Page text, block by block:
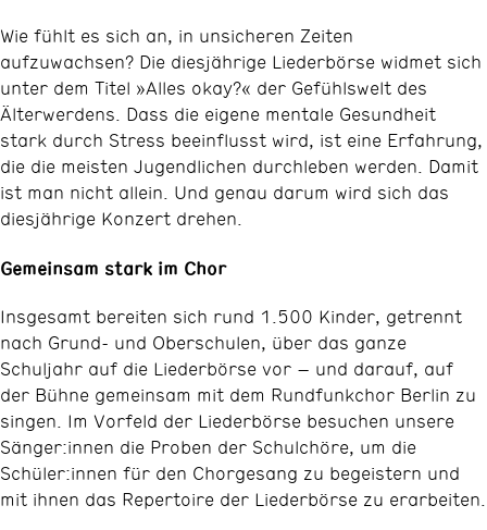
Wie fühlt es sich an, in unsicheren Zeiten
aufzuwachsen? Die diesjährige Liederbörse widmet sich
unter dem Titel »Alles okay?« der Gefühlswelt des
Älterwerdens. Dass die eigene mentale Gesundheit
stark durch Stress beeinflusst wird, ist eine Erfahrung,
die die meisten Jugendlichen durchleben werden. Damit
ist man nicht allein. Und genau darum wird sich das
diesjährige Konzert drehen.
Gemeinsam stark im Chor
Insgesamt bereiten sich rund 1.500 Kinder, getrennt
nach Grund- und Oberschulen, über das ganze
Schuljahr auf die Liederbörse vor – und darauf, auf
der Bühne gemeinsam mit dem Rundfunkchor Berlin zu
singen. Im Vorfeld der Liederbörse besuchen unsere
Sänger:innen die Proben der Schulchöre, um die
Schüler:innen für den Chorgesang zu begeistern und
mit ihnen das Repertoire der Liederbörse zu erarbeiten.